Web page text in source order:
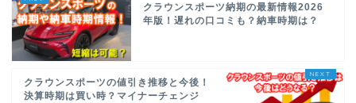
クラウンスポーツ納期の最新情報2026
年版！遅れの口コミも？納車時期は？
クラウンスポーツの値引き推移と今後！
決算時期は買い時？マイナーチェンジ